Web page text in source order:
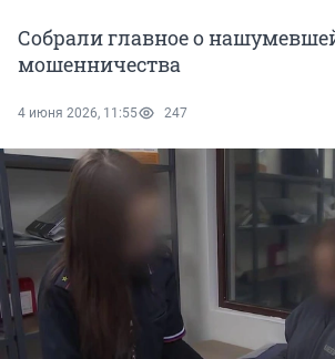
Собрали главное о
мошенничества
4 июня 2026, 11:55 247